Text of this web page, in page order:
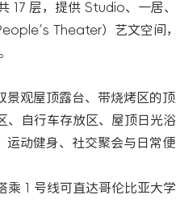
17 层，提供 Studio、一居
Theater）艺文空
景观屋顶露台、带烧烤区的
、自行车存放区、屋顶日光
动健身、社交聚会与日常
1 号线可直达哥伦比亚大